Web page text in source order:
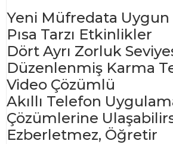
Yeni Müfredata Uygun
Pısa Tarzı Etkinlikler
Dört Ayrı Zorluk
Düzenlenmiş Karma
Video Çözümlü
Akıllı Telefon
Çözümlerine
Ezberletmez, Öğretir